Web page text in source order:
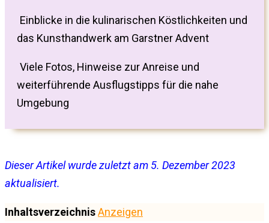
Einblicke in die kulinarischen Köstlichkeiten und
das Kunsthandwerk am Garstner Advent
Viele Fotos, Hinweise zur Anreise und
weiterführende Ausflugstipps für die nahe
Umgebung
Dieser Artikel wurde zuletzt am 5. Dezember 2023
aktualisiert.
InhaltsverzeichnisAnzeigen